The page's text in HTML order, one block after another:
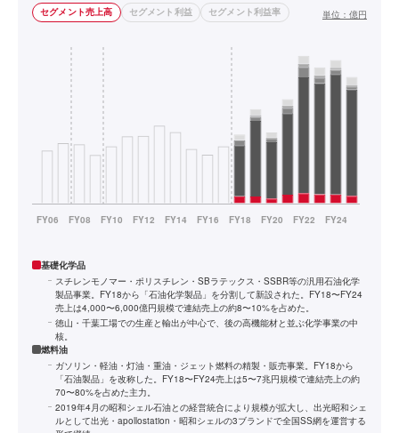
セグメント売上高 セグメント利益 セグメント利益率 単位： 億円
基礎化学品
スチレンモノマー・ポリスチレン・SBラテックス・SSBR等の汎用石油化学
製品事業。FY18から「石油化学製品」を分割して新設された。FY18〜FY24
売上は4,000〜6,000億円規模で連結売上の約8〜10%を占めた。
徳山・千葉工場での生産と輸出が中心で、後の高機能材と並ぶ化学事業の中
核。
燃料油
ガソリン・軽油・灯油・重油・ジェット燃料の精製・販売事業。FY18から
「石油製品」を改称した。FY18〜FY24売上は5〜7兆円規模で連結売上の約
70〜80%を占めた主力。
2019年4月の昭和シェル石油との経営統合により規模が拡大し、出光昭和シェ
ルとして出光・apollostation・昭和シェルの3ブランドで全国SS網を運営する